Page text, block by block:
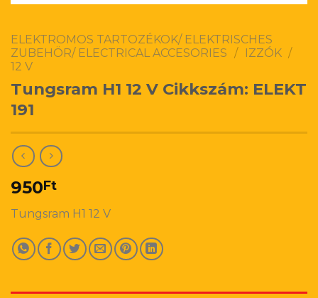
ELEKTROMOS TARTOZÉKOK/ ELEKTRISCHES
ZUBEHÖR/ ELECTRICAL ACCESORIES / IZZÓK /
12 V
Tungsram H1 12 V Cikkszám: ELEKT
191
950Ft
Tungsram H1 12 V